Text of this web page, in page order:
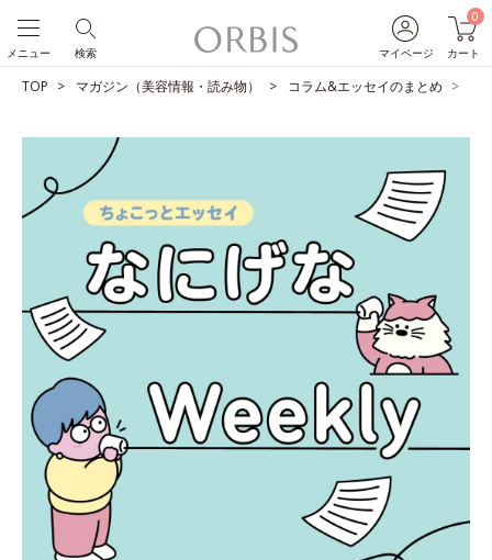
マイページ
0
カート
検索
メニュー
TOP マガジン（美容情報・読み物） コラム&エッセイのまとめ